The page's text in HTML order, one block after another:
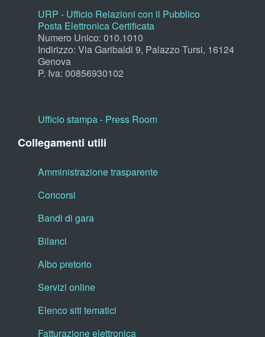
URP - Ufficio Relazioni con il Pubblico
Posta Elettronica Certificata
Numero Unico: 010.1010
Indirizzo: Via Garibaldi 9, Palazzo Tursi, 16124
Genova
P. Iva: 00856930102
Ufficio stampa - Press Room
Collegamenti utili
Amministrazione trasparente
Concorsi
Bandi di gara
Bilanci
Albo pretorio
Servizi online
Elenco siti tematici
Fatturazione elettronica